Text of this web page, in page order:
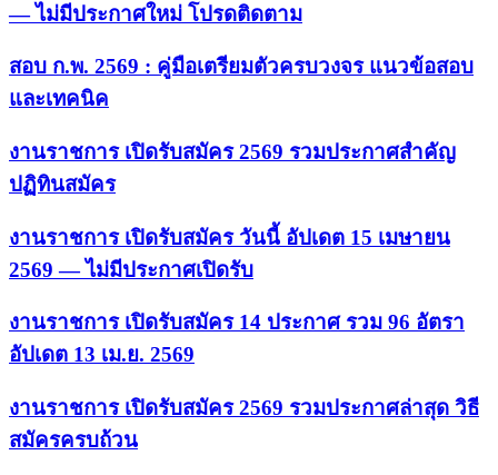
— ไม่มีประกาศใหม่ โปรดติดตาม
สอบ ก.พ. 2569 : คู่มือเตรียมตัวครบวงจร แนวข้อสอบ
และเทคนิค
งานราชการ เปิดรับสมัคร 2569 รวมประกาศสำคัญ
ปฏิทินสมัคร
งานราชการ เปิดรับสมัคร วันนี้ อัปเดต 15 เมษายน
2569 — ไม่มีประกาศเปิดรับ
งานราชการ เปิดรับสมัคร 14 ประกาศ รวม 96 อัตรา
อัปเดต 13 เม.ย. 2569
งานราชการ เปิดรับสมัคร 2569 รวมประกาศล่าสุด วิธี
สมัครครบถ้วน